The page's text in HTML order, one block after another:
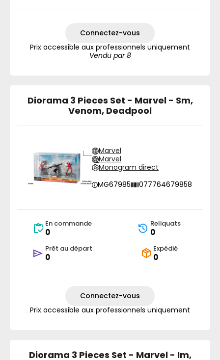
Connectez-vous
Prix accessible aux professionnels uniquement
Vendu par 8
Diorama 3 Pieces Set - Marvel - Sm,
Venom, Deadpool
Marvel
Marvel
Monogram direct
MG67985
077764679858
En commande
0
Reliquats
0
Prêt au départ
0
Expédié
0
Connectez-vous
Prix accessible aux professionnels uniquement
Diorama 3 Pieces Set - Marvel - Im,